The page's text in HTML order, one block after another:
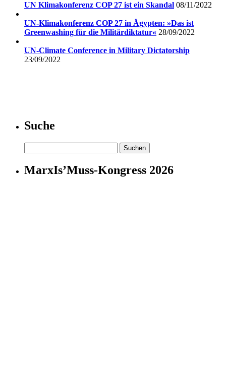
UN Klimakonferenz COP 27 ist ein Skandal 08/11/2022
UN-Klimakonferenz COP 27 in Ägypten: »Das ist
Greenwashing für die Militärdiktatur« 28/09/2022
UN-Climate Conference in Military Dictatorship
23/09/2022
Suche
nach:
MarxIs’Muss-Kongress 2026